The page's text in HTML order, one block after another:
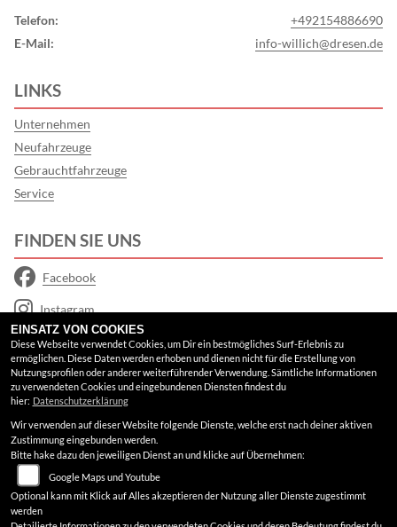
Telefon:
+492154886690
E-Mail:
info-willich@dresen.de
LINKS
Unternehmen
Neufahrzeuge
Gebrauchtfahrzeuge
Service
FINDEN SIE UNS
Facebook
Instagram
Google Maps
RECHTLICHES
AGB
Impressum
Datenschutz
EINSATZ VON COOKIES
Diese Webseite verwendet Cookies, um Dir ein bestmögliches Surf-Erlebnis zu
ermöglichen. Diese Daten werden erhoben und dienen nicht für die Erstellung von
Nutzungsprofilen oder anderer weiterführender Verwendung. Sämtliche Informationen
zu verwendeten Cookies und eingebundenen Diensten findest du
hier: Datenschutzerklärung
Wir verwenden auf dieser Website folgende Dienste, welche erst nach deiner aktiven
Zustimmung eingebunden werden.
Bitte hake dazu den jeweiligen Dienst an und klicke auf Übernehmen:
Google Maps und Youtube
Optional kann mit Klick auf Alles akzeptieren der Nutzung aller Dienste zugestimmt
werden